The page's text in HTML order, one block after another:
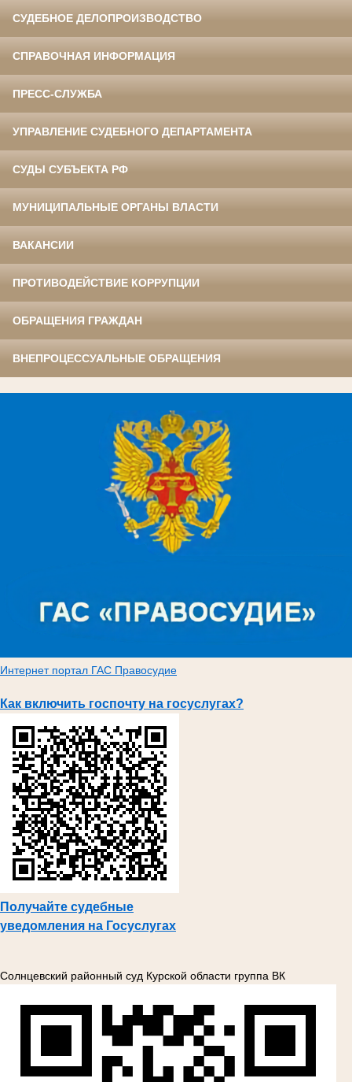
СУДЕБНОЕ ДЕЛОПРОИЗВОДСТВО
СПРАВОЧНАЯ ИНФОРМАЦИЯ
ПРЕСС-СЛУЖБА
УПРАВЛЕНИЕ СУДЕБНОГО ДЕПАРТАМЕНТА
СУДЫ СУБЪЕКТА РФ
МУНИЦИПАЛЬНЫЕ ОРГАНЫ ВЛАСТИ
ВАКАНСИИ
ПРОТИВОДЕЙСТВИЕ КОРРУПЦИИ
ОБРАЩЕНИЯ ГРАЖДАН
ВНЕПРОЦЕССУАЛЬНЫЕ ОБРАЩЕНИЯ
Интернет портал ГАС Правосудие
Как включить госпочту на госуслугах?
Получайте судебные
уведомления на Госуслугах
Солнцевский районный суд Курской области группа ВК